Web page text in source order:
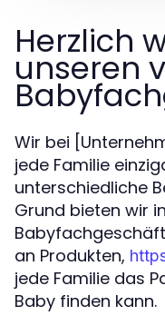
Herzlich
unseren
Wir bei
jede Familie
unterschiedliche
Grund bieten wir
an Produkten,
jede Familie das
Baby finden kann.